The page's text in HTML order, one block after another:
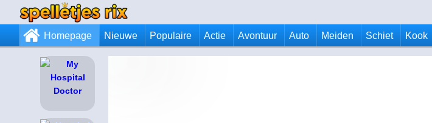
Homepage Nieuwe Populaire Actie Avontuur Auto Meiden Schiet Kook